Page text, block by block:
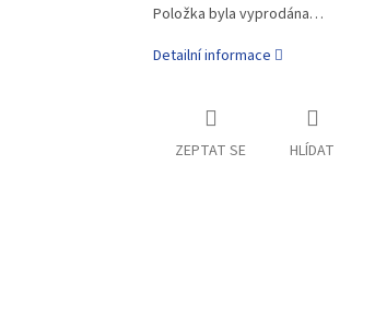
Položka byla vyprodána…
Detailní informace
ZEPTAT SE HLÍDAT